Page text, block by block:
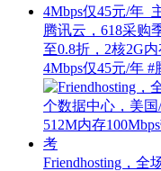
腾讯云，618采购
至0.8折，2核2G
4Mbps仅45元/年 #
Friendhosting，全